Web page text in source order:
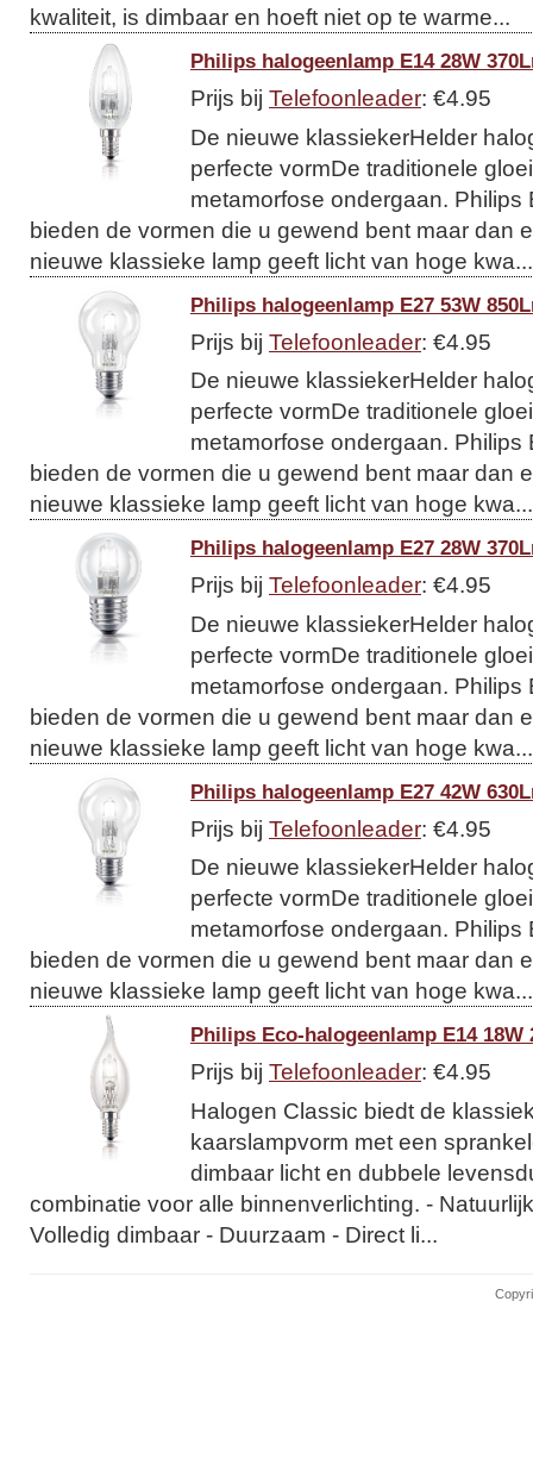
kwaliteit, is dimbaar en hoeft niet op te warme...
Philips halogeenlamp E14 28W
Prijs bij Telefoonleader: €4.95
De nieuwe klassiekerHelder
perfecte vormDe traditionele
metamorfose ondergaan. Philips
bieden de vormen die u gewend bent maar dan
nieuwe klassieke lamp geeft licht van hoge kwa...
Philips halogeenlamp E27 53W
Prijs bij Telefoonleader: €4.95
De nieuwe klassiekerHelder
perfecte vormDe traditionele
metamorfose ondergaan. Philips
bieden de vormen die u gewend bent maar dan
nieuwe klassieke lamp geeft licht van hoge kwa...
Philips halogeenlamp E27 28W
Prijs bij Telefoonleader: €4.95
De nieuwe klassiekerHelder
perfecte vormDe traditionele
metamorfose ondergaan. Philips
bieden de vormen die u gewend bent maar dan
nieuwe klassieke lamp geeft licht van hoge kwa...
Philips halogeenlamp E27 42W
Prijs bij Telefoonleader: €4.95
De nieuwe klassiekerHelder
perfecte vormDe traditionele
metamorfose ondergaan. Philips
bieden de vormen die u gewend bent maar dan
nieuwe klassieke lamp geeft licht van hoge kwa...
Philips Eco-halogeenlamp E14
Prijs bij Telefoonleader: €4.95
Halogen Classic biedt de
kaarslampvorm met een
dimbaar licht en dubbele
combinatie voor alle binnenverlichting. -
Volledig dimbaar - Duurzaam - Direct li...